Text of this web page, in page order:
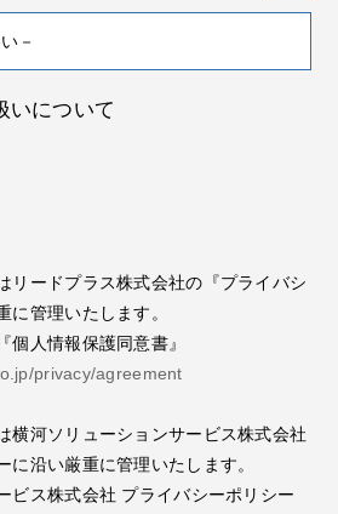
いについて
リードプラス株式会社の『プライバシ
に管理いたします。
個人情報保護同意書』
privacy/agreement
横河ソリューションサービス株式会社
に沿い厳重に管理いたします。
ビス株式会社 プライバシーポリシー